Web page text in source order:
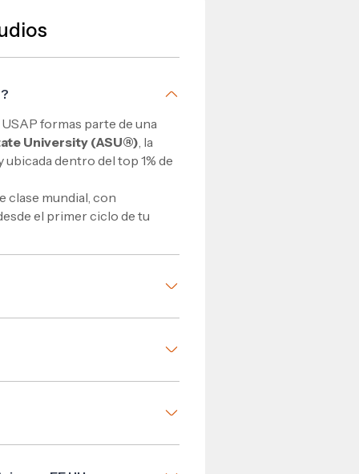
formas parte de una
University (ASU®), la
ubicada dentro del top 1% de
clase mundial, con
el primer ciclo de tu
proyectos aplicados y
y tu último año en ASU®